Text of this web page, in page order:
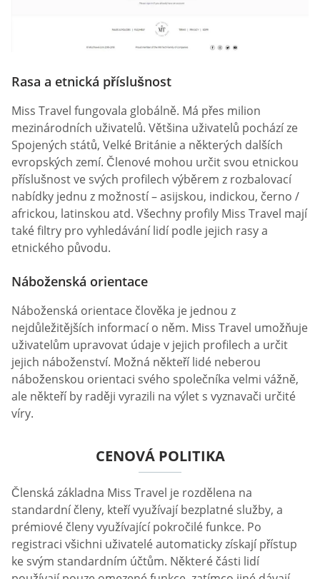
Rasa a etnická příslušnost
Miss Travel fungovala globálně. Má přes milion
mezinárodních uživatelů. Většina uživatelů pochází ze
Spojených států, Velké Británie a některých dalších
evropských zemí. Členové mohou určit svou etnickou
příslušnost ve svých profilech výběrem z rozbalovací
nabídky jednu z možností – asijskou, indickou, černo /
africkou, latinskou atd. Všechny profily Miss Travel mají
také filtry pro vyhledávání lidí podle jejich rasy a
etnického původu.
Náboženská orientace
Náboženská orientace člověka je jednou z
nejdůležitějších informací o něm. Miss Travel umožňuje
uživatelům upravovat údaje v jejich profilech a určit
jejich náboženství. Možná někteří lidé neberou
náboženskou orientaci svého společníka velmi vážně,
ale někteří by raději vyrazili na výlet s vyznavači určité
víry.
CENOVÁ POLITIKA
Členská základna Miss Travel je rozdělena na
standardní členy, kteří využívají bezplatné služby, a
prémiové členy využívající pokročilé funkce. Po
registraci všichni uživatelé automaticky získají přístup
ke svým standardním účtům. Některé části lidí